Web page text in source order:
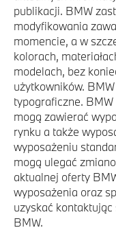
publikacji. BMW
modyfikowania
momencie, a w
kolorach,
modelach, bez
użytkowników.
typograficzne.
mogą zawierać
rynku a także
wyposażeniu
mogą ulegać
aktualnej oferty
wyposażenia oraz
uzyskać
BMW.